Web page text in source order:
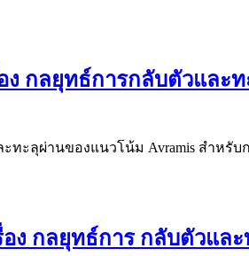
กลยุทธ์การกลับตัวและ
ทะลุผ่านของแนวโน้ม Avramis สำห
ง กลยุทธ์การ กลับตัวแล